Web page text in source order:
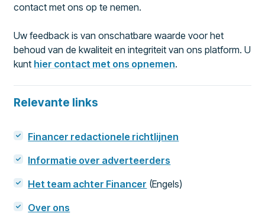
contact met ons op te nemen.
Uw feedback is van onschatbare waarde voor het
behoud van de kwaliteit en integriteit van ons platform. U
kunt hier contact met ons opnemen.
Relevante links
Financer redactionele richtlijnen
Informatie over adverteerders
Het team achter Financer (Engels)
Over ons